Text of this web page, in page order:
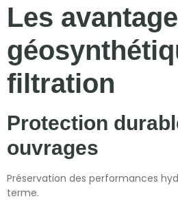
Les
filtration
Protection
ouvrages
Préservation des performances
terme.